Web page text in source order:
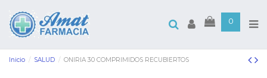
0
Inicio SALUD ONIRIA 30 COMPRIMIDOS RECUBIERTOS